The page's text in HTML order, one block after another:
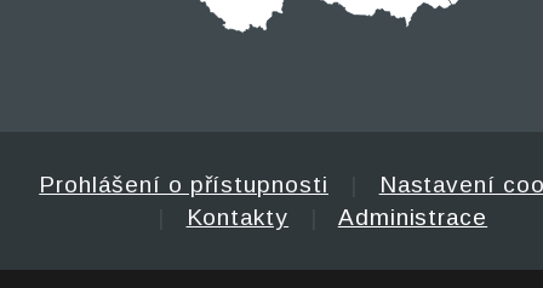
Prohlášení o přístupnosti
Nastavení
Kontakty Administrace